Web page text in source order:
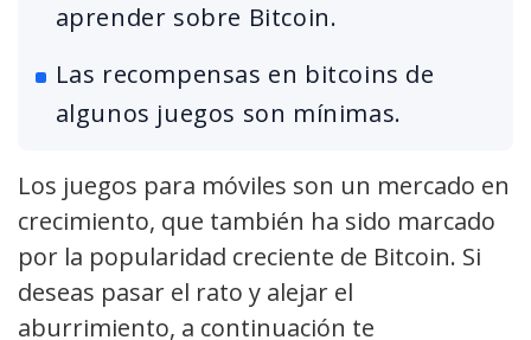
aprender sobre Bitcoin.
Las recompensas en bitcoins de
algunos juegos son mínimas.
Los juegos para móviles son un mercado en
crecimiento, que también ha sido marcado
por la popularidad creciente de Bitcoin. Si
deseas pasar el rato y alejar el
aburrimiento, a continuación te